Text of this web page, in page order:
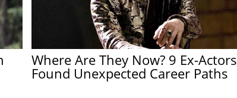
Where Are They Now? 9 Ex-Actors
Found Unexpected Career Paths